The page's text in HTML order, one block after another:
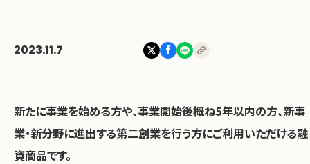
お問い合わせ
2023.11.7
新たに事業を始める方や、事業開始後概ね5年以内の方、新事
業・新分野に進出する第二創業を行う方にご利用いただける融
資商品です。